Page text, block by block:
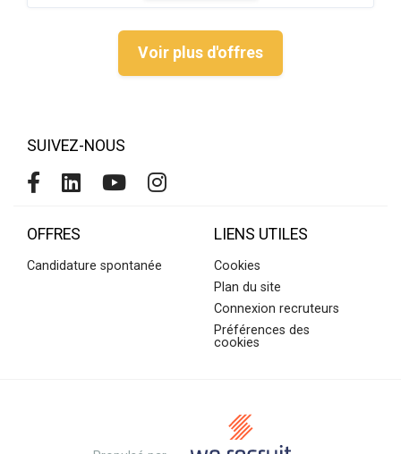
Voir plus d'offres
SUIVEZ-NOUS
OFFRES
Candidature spontanée
LIENS UTILES
Cookies
Plan du site
Connexion recruteurs
Préférences des
cookies